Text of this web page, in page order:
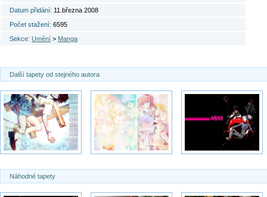
Datum přidání: 11.března 2008
Počet stažení: 6595
Sekce: Umění > Manga
Další tapety od stejného autora
Náhodné tapety